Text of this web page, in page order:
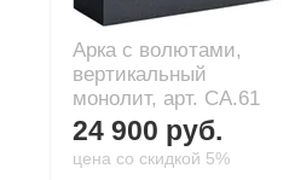
Арка с волютами,
вертикальный
монолит, арт. CA.61
24 900 руб.
цена со скидкой 5%